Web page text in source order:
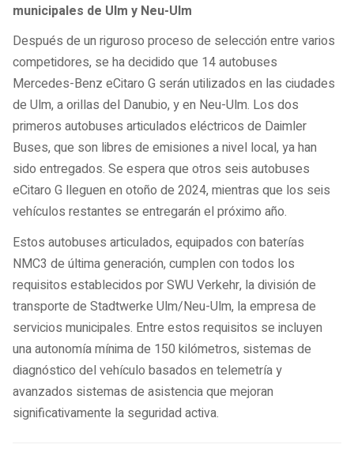
municipales de Ulm y Neu-Ulm
Después de un riguroso proceso de selección entre varios
competidores, se ha decidido que 14 autobuses
Mercedes-Benz eCitaro G serán utilizados en las ciudades
de Ulm, a orillas del Danubio, y en Neu-Ulm. Los dos
primeros autobuses articulados eléctricos de Daimler
Buses, que son libres de emisiones a nivel local, ya han
sido entregados. Se espera que otros seis autobuses
eCitaro G lleguen en otoño de 2024, mientras que los seis
vehículos restantes se entregarán el próximo año.
Estos autobuses articulados, equipados con baterías
NMC3 de última generación, cumplen con todos los
requisitos establecidos por SWU Verkehr, la división de
transporte de Stadtwerke Ulm/Neu-Ulm, la empresa de
servicios municipales. Entre estos requisitos se incluyen
una autonomía mínima de 150 kilómetros, sistemas de
diagnóstico del vehículo basados en telemetría y
avanzados sistemas de asistencia que mejoran
significativamente la seguridad activa.